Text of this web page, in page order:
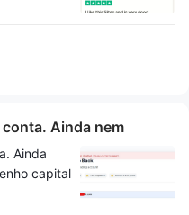
Ainda nem
capital na minha
atendimento ao
Ainda
capital
o